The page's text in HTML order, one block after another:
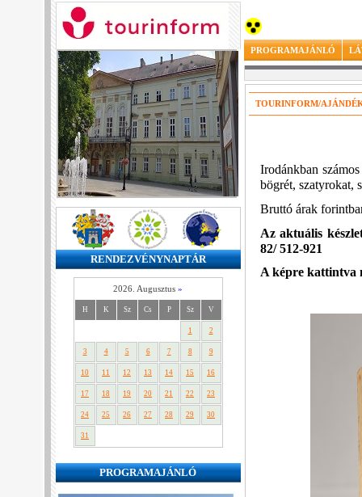
RENDEZVÉNYNAPTÁR
2026. Augusztus »
H K Sz Cs P Sz V
1 2
3 4 5 6 7 8 9
10 11 12 13 14 15 16
17 18 19 20 21 22 23
24 25 26 27 28 29 30
31
PROGRAMAJÁNLÓ
PROGRAMAJÁNLÓ
TOURINFORM/
Irodánkban
bögrét, szatyrokat,
Bruttó árak
Az aktuális
82/ 512-921
A képre kattintva